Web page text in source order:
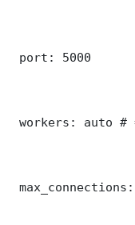
port: 5000
workers: auto #